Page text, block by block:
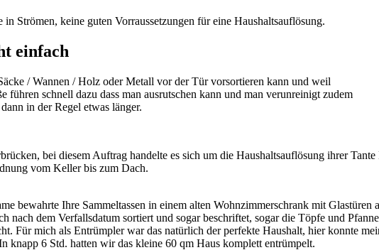
Strömen, keine guten Vorraussetzungen für eine Haushaltsauflösung.
einfach
/ Wannen / Holz oder Metall vor der Tür vorsortieren kann und weil
führen schnell dazu dass man ausrutschen kann und man verunreinigt zudem
in der Regel etwas länger.
bei diesem Auftrag handelte es sich um die Haushaltsauflösung ihrer
vom Keller bis zum Dach.
bewahrte Ihre Sammeltassen in einem alten Wohnzimmerschrank mit
nach dem Verfallsdatum sortiert und sogar beschriftet, sogar die Töpfe und
Für mich als Entrümpler war das natürlich der perfekte Haushalt, hier konnte
knapp 6 Std. hatten wir das kleine 60 qm Haus komplett entrümpelt.